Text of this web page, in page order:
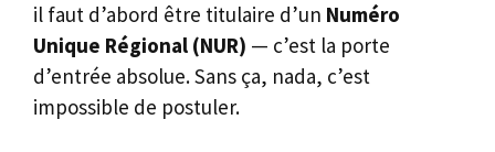
il faut d’abord être titulaire d’un Numéro
Unique Régional (NUR) — c’est la porte
d’entrée absolue. Sans ça, nada, c’est
impossible de postuler.